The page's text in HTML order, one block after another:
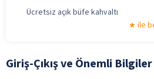
Ücretsiz açık büfe kahvaltı
ile
Giriş-Çıkış ve Önemli Bilgiler